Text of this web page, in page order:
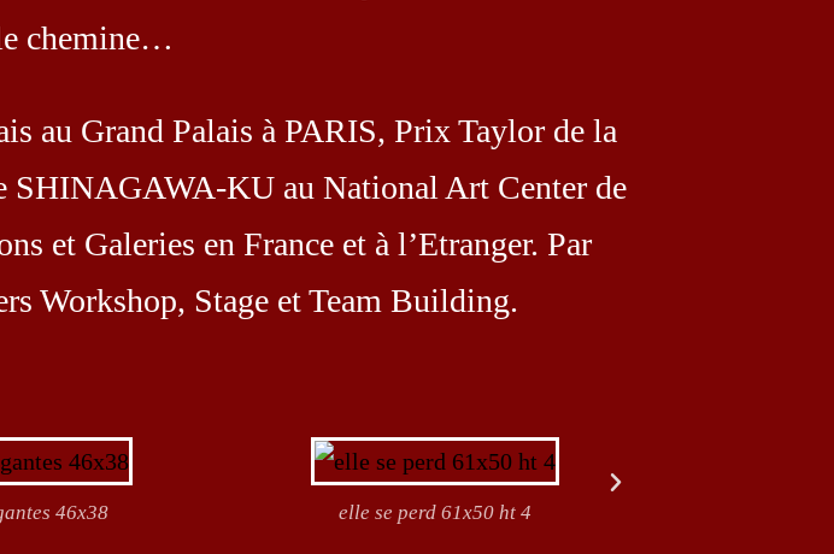
chemine…
au Grand Palais à PARIS, Prix Taylor de la
SHINAGAWA-KU au National Art Center de
et Galeries en France et à l’Etranger. Par
Workshop, Stage et Team Building.
46x38 elle se perd 61x50 ht 4